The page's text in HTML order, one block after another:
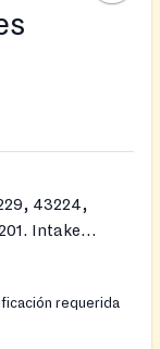
43224,
Intake
shop
weekly.requerida